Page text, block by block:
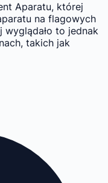
Aparatu, której
na flagowych
wyglądało to jednak
takich jak